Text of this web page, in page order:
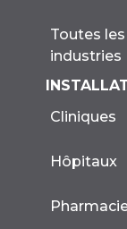
Toutes les
industries
Cliniques
Hôpitaux